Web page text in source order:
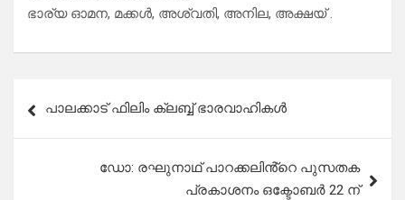
ഭാര്യ ഓമന, മക്കൾ, അശ്വതി, അനില, അക്ഷയ് .
navigation
പാലക്കാട് ഫിലിം ക്ലബ്ബ് ഭാരവാഹികൾ
ഡോ: രഘുനാഥ് പാറക്കലിൻ്റെ പുസതക
പ്രകാശനം ഒക്ടോബർ 22 ന്